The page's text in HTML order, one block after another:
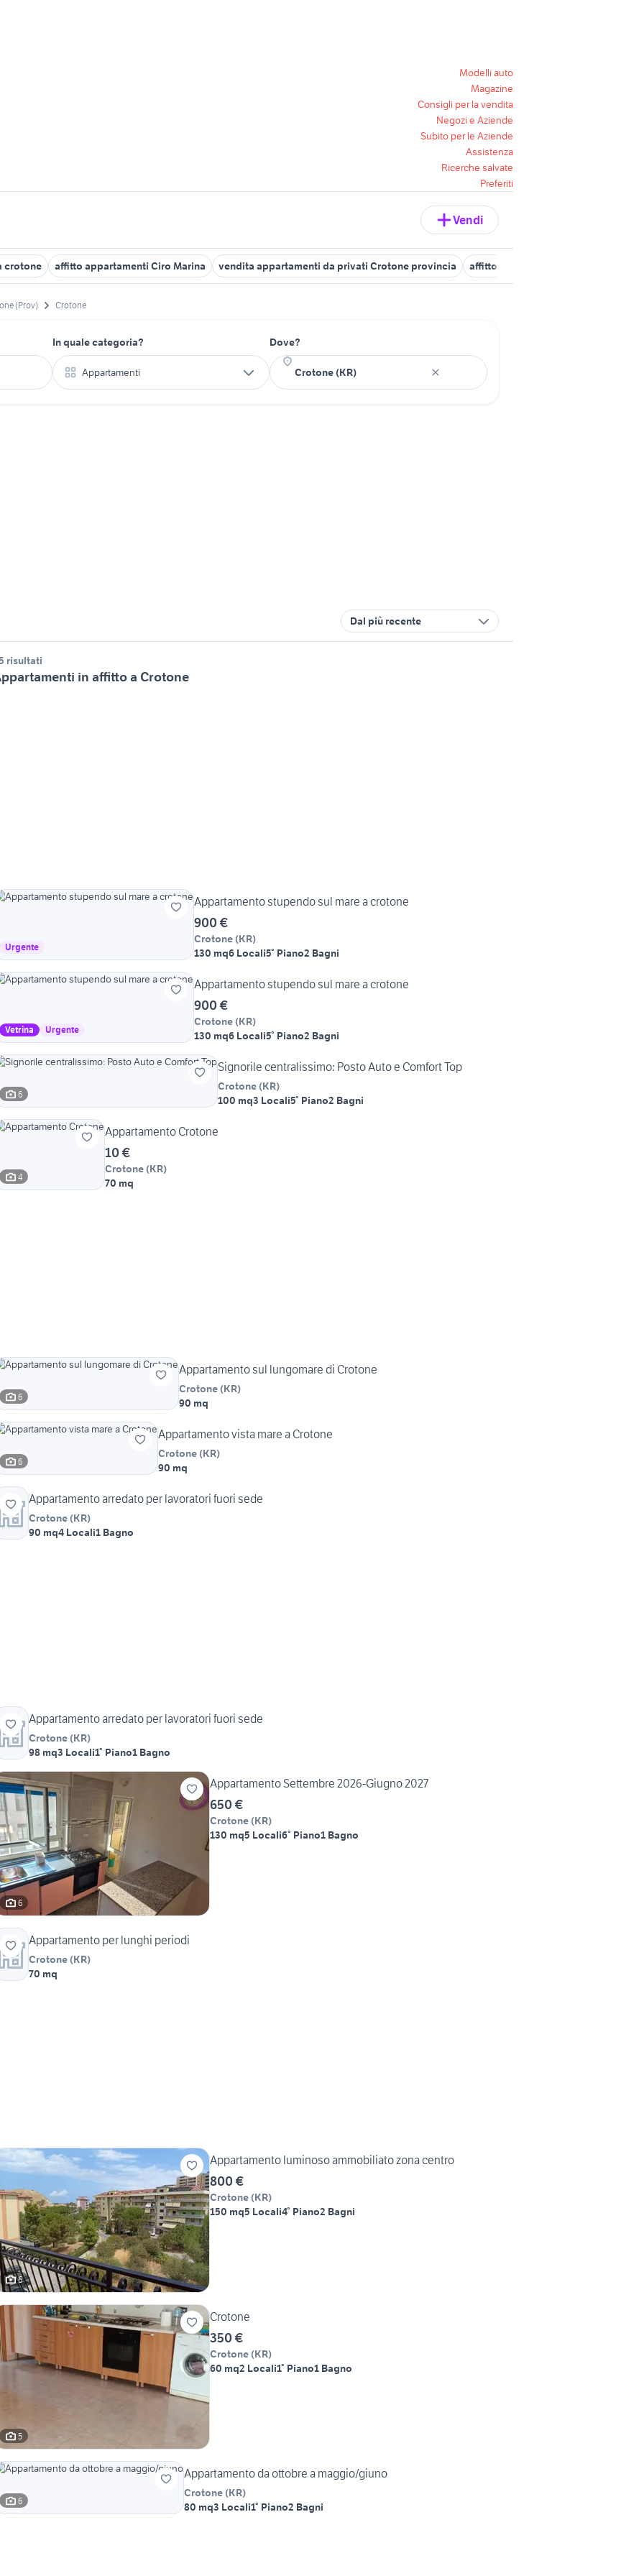
Modelli auto
Magazine
Consigli per la vendita
Negozi e Aziende
Subito per le Aziende
Assistenza
Ricerche salvate
Preferiti
Vendi
crotone affitto appartamenti Ciro Marina vendita appartamenti da privati Crotone provincia affitto appartamenti Melissa
(Prov) Crotone
In quale categoria?
Appartamenti
Dove?
Dal più recente
risultati
in affitto a Crotone
Urgente
Appartamento stupendo sul mare a crotone
900 €
Crotone (KR)
130 mq6 Locali5° Piano2 Bagni
Vetrina Urgente
Appartamento stupendo sul mare a crotone
900 €
Crotone (KR)
130 mq6 Locali5° Piano2 Bagni
6
Signorile centralissimo: Posto Auto e Comfort Top
Crotone (KR)
100 mq3 Locali5° Piano2 Bagni
4
Appartamento Crotone
10 €
Crotone (KR)
70 mq
6
Appartamento sul lungomare di Crotone
Crotone (KR)
90 mq
6
Appartamento vista mare a Crotone
Crotone (KR)
90 mq
Appartamento arredato per lavoratori fuori sede
Crotone (KR)
90 mq4 Locali1 Bagno
Appartamento arredato per lavoratori fuori sede
Crotone (KR)
98 mq3 Locali1° Piano1 Bagno
6
Appartamento Settembre 2026-Giugno 2027
650 €
Crotone (KR)
130 mq5 Locali6° Piano1 Bagno
Appartamento per lunghi periodi
Crotone (KR)
70 mq
6
Appartamento luminoso ammobiliato zona centro
800 €
Crotone (KR)
150 mq5 Locali4° Piano2 Bagni
5
Crotone
350 €
Crotone (KR)
60 mq2 Locali1° Piano1 Bagno
6
Appartamento da ottobre a maggio/giuno
Crotone (KR)
80 mq3 Locali1° Piano2 Bagni